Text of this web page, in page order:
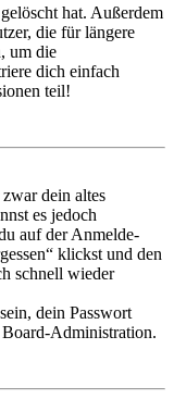
hat. Außerdem
die für längere
um die
dich einfach
teil!
dein altes
es jedoch
auf der Anmelde-
klickst und den
schnell wieder
dein Passwort
Administration.